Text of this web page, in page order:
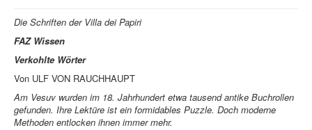
Die Schriften der Villa dei Papiri
FAZ Wissen
Verkohlte Wörter
Von ULF VON RAUCHHAUPT
Am Vesuv wurden im 18. Jahrhundert etwa tausend antike Buchrollen
gefunden. Ihre Lektüre ist ein formidables Puzzle. Doch moderne
Methoden entlocken ihnen immer mehr.